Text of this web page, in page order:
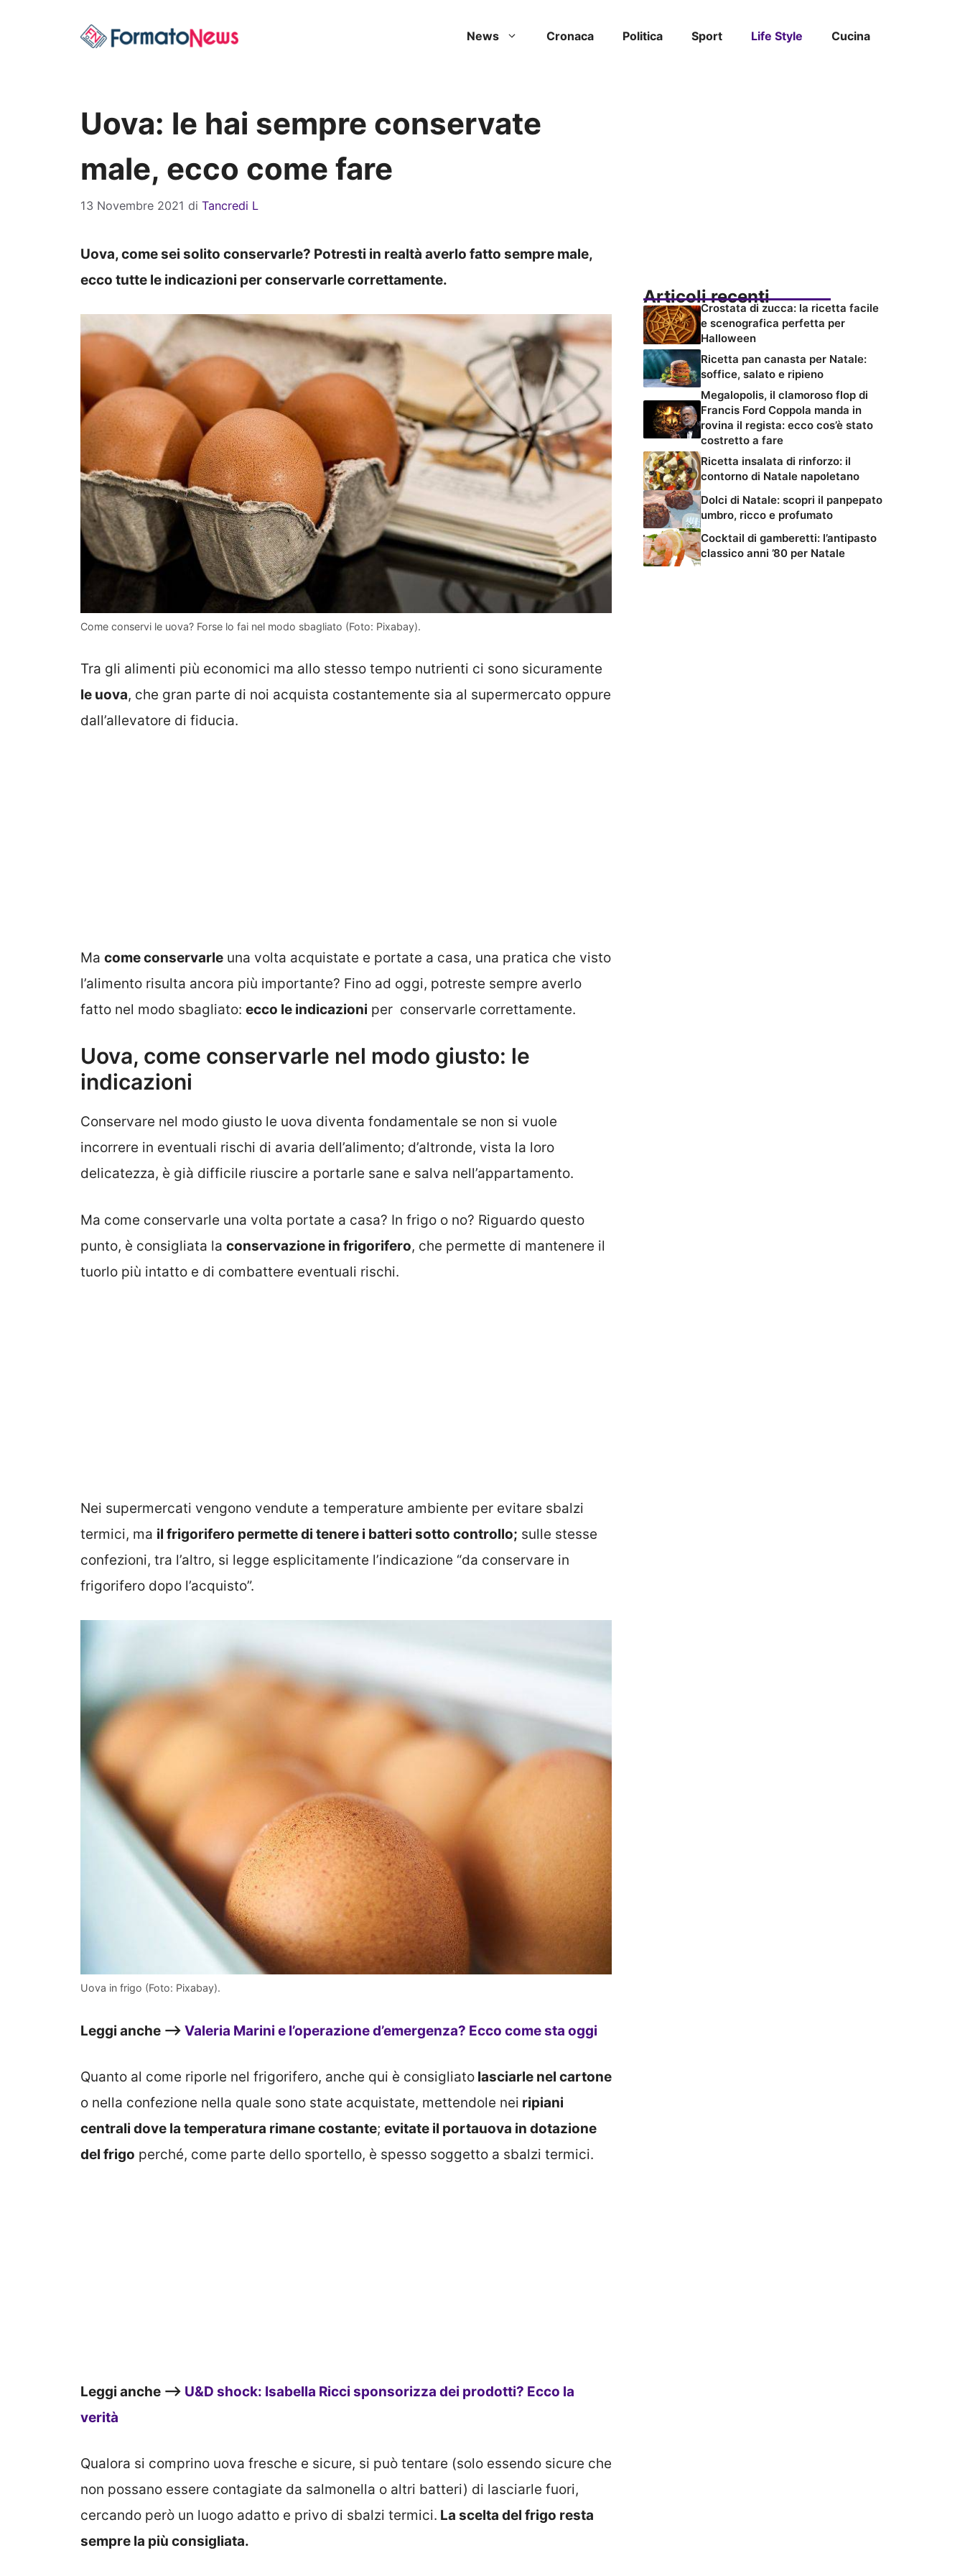
News Cronaca Politica Sport Life Style Cucina
Uova: le hai sempre conservate
male, ecco come fare
13 Novembre 2021 di Tancredi L
Uova, come sei solito conservarle? Potresti in realtà averlo fatto sempre male,
ecco tutte le indicazioni per conservarle correttamente.
Come conservi le uova? Forse lo fai nel modo sbagliato (Foto: Pixabay).
Tra gli alimenti più economici ma allo stesso tempo nutrienti ci sono sicuramente
le uova, che gran parte di noi acquista costantemente sia al supermercato oppure
dall’allevatore di fiducia.
Ma come conservarle una volta acquistate e portate a casa, una pratica che visto
l’alimento risulta ancora più importante? Fino ad oggi, potreste sempre averlo
fatto nel modo sbagliato: ecco le indicazioni per conservarle correttamente.
Uova, come conservarle nel modo giusto: le
indicazioni
Conservare nel modo giusto le uova diventa fondamentale se non si vuole
incorrere in eventuali rischi di avaria dell’alimento; d’altronde, vista la loro
delicatezza, è già difficile riuscire a portarle sane e salva nell’appartamento.
Ma come conservarle una volta portate a casa? In frigo o no? Riguardo questo
punto, è consigliata la conservazione in frigorifero, che permette di mantenere il
tuorlo più intatto e di combattere eventuali rischi.
Nei supermercati vengono vendute a temperature ambiente per evitare sbalzi
termici, ma il frigorifero permette di tenere i batteri sotto controllo; sulle stesse
confezioni, tra l’altro, si legge esplicitamente l’indicazione “da conservare in
frigorifero dopo l’acquisto”.
Uova in frigo (Foto: Pixabay).
Leggi anche –> Valeria Marini e l’operazione d’emergenza? Ecco come sta oggi
Quanto al come riporle nel frigorifero, anche qui è consigliato lasciarle nel cartone
o nella confezione nella quale sono state acquistate, mettendole nei ripiani
centrali dove la temperatura rimane costante; evitate il portauova in dotazione
del frigo perché, come parte dello sportello, è spesso soggetto a sbalzi termici.
Leggi anche –> U&D shock: Isabella Ricci sponsorizza dei prodotti? Ecco la
verità
Qualora si comprino uova fresche e sicure, si può tentare (solo essendo sicure che
non possano essere contagiate da salmonella o altri batteri) di lasciarle fuori,
cercando però un luogo adatto e privo di sbalzi termici. La scelta del frigo resta
sempre la più consigliata.
Articoli recenti
Crostata di zucca: la ricetta facile
e scenografica perfetta per
Halloween
Ricetta pan canasta per Natale:
soffice, salato e ripieno
Megalopolis, il clamoroso flop di
Francis Ford Coppola manda in
rovina il regista: ecco cos’è stato
costretto a fare
Ricetta insalata di rinforzo: il
contorno di Natale napoletano
Dolci di Natale: scopri il panpepato
umbro, ricco e profumato
Cocktail di gamberetti: l’antipasto
classico anni ’80 per Natale